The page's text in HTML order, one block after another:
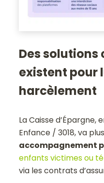
Des solutions
existent pour
harcèlement
La Caisse
Enfance / 3018, va
accompagnement
enfants victimes ou
via les contrats